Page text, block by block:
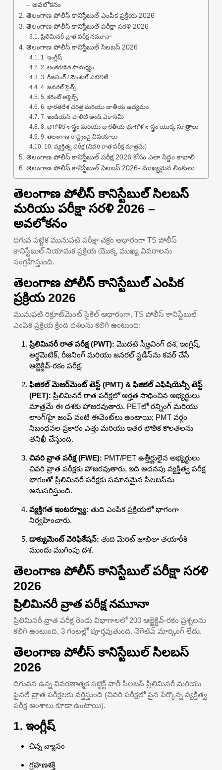
– అవలోకనం
తెలంగాణ పోలీస్ కానిస్టేబుల్ ఎంపిక ప్రక్రియ 2026
తెలంగాణ పోలీస్ కానిస్టేబుల్ పరీక్షా సరళి 2026
ప్రిలిమినరీ వ్రాత పరీక్ష నమూనా
తెలంగాణ పోలీస్ కానిస్టేబుల్ సిలబస్ 2026
1. ఇంగ్లీష్
2. అంకగణిత సామర్థ్యం
3. రీజనింగ్ / మెంటల్ ఎబిలిటీ
4. జనరల్ సైన్స్
5. కరెంట్ అఫైర్స్
6. భారతదేశ చరిత్ర మరియు జాతీయ ఉద్యమం
7. ఇండియన్ పాలిటీ అండ్ ఎకానమీ
8. భౌగోళిక శాస్త్రం మరియు భారతీయ భూగోళ శాస్త్రం యొక్క సూత్రాలు
9. తెలంగాణ రాష్ట్రంపై విషయాలు
10. వ్యక్తిత్వ పరీక్ష (చివరి రాత పరీక్ష మాత్రమే)
తెలంగాణ పోలీస్ కానిస్టేబుల్ పరీక్ష 2026 కోసం ఎలా సిద్ధం కావాలి
తెలంగాణ పోలీస్ కానిస్టేబుల్ సిలబస్ 2026- ముఖ్యమైన లింకులు
తెలంగాణ పోలీస్ కానిస్టేబుల్ సిలబస్
మరియు పరీక్షా సరళి 2026 –
అవలోకనం
దిగువ పట్టిక మునుపటి పరీక్షా చక్రం ఆధారంగా TS పోలీస్
కానిస్టేబుల్ నియామక ప్రక్రియ యొక్క ముఖ్య వివరాలను
సంగ్రహిస్తుంది.
తెలంగాణ పోలీస్ కానిస్టేబుల్ ఎంపిక
ప్రక్రియ 2026
మునుపటి రిక్రూట్‌మెంట్ సైకిల్ ఆధారంగా, TS పోలీస్ కానిస్టేబుల్
ఎంపిక ప్రక్రియ క్రింది దశలను కలిగి ఉంటుంది:
ప్రిలిమినరీ రాత పరీక్ష (PWT): మొదటి స్క్రీనింగ్ దశ, ఇంగ్లిష్,
అర్థమెటిక్, రీజనింగ్ మరియు జనరల్ స్టడీస్‌ను కవర్ చేసే
ఆబ్జెక్టివ్-రకం పరీక్ష.
ఫిజికల్ మెజర్‌మెంట్ టెస్ట్ (PMT) & ఫిజికల్ ఎఫిషియెన్సీ టెస్ట్
(PET): ప్రిలిమినరీ రాత పరీక్షలో అర్హత సాధించిన అభ్యర్థులు
మాత్రమే ఈ దశకు హాజరవుతారు. PETలో రన్నింగ్ మరియు
లాంగ్/హై జంప్ వంటి ఈవెంట్‌లు ఉంటాయి; PMT వర్గం
నిబంధనల ప్రకారం ఎత్తు మరియు ఇతర భౌతిక కొలతలను
తనిఖీ చేస్తుంది.
చివరి వ్రాత పరీక్ష (FWE): PMT/PET ఉత్తీర్ణులైన అభ్యర్థులు
చివరి వ్రాత పరీక్షకు హాజరవుతారు, ఇది అదనపు వ్యక్తిత్వ పరీక్ష
భాగంతో ప్రిలిమినరీ పరీక్షకు సమానమైన సిలబస్‌ను
అనుసరిస్తుంది.
వ్యక్తిగత ఇంటర్వ్యూ: తుది ఎంపిక ప్రక్రియలో భాగంగా
నిర్వహించారు.
డాక్యుమెంట్ వెరిఫికేషన్: తుది మెరిట్ జాబితా తయారీకి
ముందు ముగింపు దశ.
తెలంగాణ పోలీస్ కానిస్టేబుల్ పరీక్షా సరళి
2026
ప్రిలిమినరీ వ్రాత పరీక్ష నమూనా
ప్రిలిమినరీ వ్రాత పరీక్ష రెండు విభాగాలలో 200 ఆబ్జెక్టివ్-రకం ప్రశ్నలను
కలిగి ఉంటుంది, 3 గంటల్లో పూర్తవుతుంది. నెగెటివ్ మార్కింగ్ లేదు.
తెలంగాణ పోలీస్ కానిస్టేబుల్ సిలబస్
2026
దిగువన ఉన్న వివరణాత్మక సబ్జెక్ట్ వారీ సిలబస్ ప్రిలిమినరీ మరియు
ఫైనల్ వ్రాత పరీక్షలకు వర్తిస్తుంది (చివరి పరీక్షలో పైన పేర్కొన్న వ్యక్తిత్వ
పరీక్ష అంశాలు కూడా ఉంటాయి).
1. ఇంగ్లీష్
చిన్న వ్యాసం
గ్రహణశక్తి